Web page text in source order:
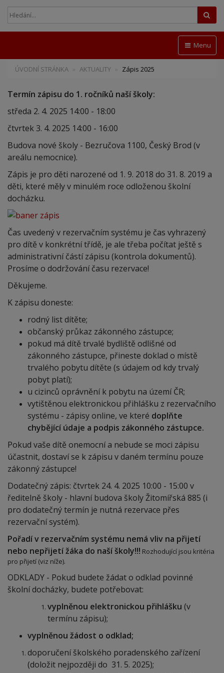
Menu
ÚVODNÍ STRÁNKA AKTUALITY Zápis 2025
Termín zápisu do 1. ročníků naší školy:
středa 2. 4. 2025 14:00 - 18:00
čtvrtek 3. 4. 2025 14:00 - 16:00
Budova nové školy - Bezručova 1100, Český Brod (v
areálu nemocnice).
Zápis je pro děti narozené od 1. 9. 2018 do 31. 8. 2019 a
děti, které měly v minulém roce odloženou školní
docházku.
Čas uvedený v rezervačním systému je čas vyhrazený
pro dítě v konkrétní třídě, je ale třeba počítat ještě s
administrativní částí zápisu (kontrola dokumentů).
Prosíme o dodržování času rezervace!
Děkujeme.
K zápisu doneste:
rodný list dítěte;
občanský průkaz zákonného zástupce;
pokud má dítě trvalé bydliště odlišné od
zákonného zástupce, přineste doklad o místě
trvalého pobytu dítěte (s údajem od kdy trvalý
pobyt platí);
u cizinců oprávnění k pobytu na území ČR;
vytištěnou elektronickou přihlášku z rezervačního
systému - zápisy online, ve které doplňte
chybějící údaje a podpis zákonného zástupce.
Pokud vaše dítě onemocní a nebude se moci zápisu
účastnit, dostaví se k zápisu v daném termínu pouze
zákonný zástupce!
Dodatečný zápis: čtvrtek 24. 4. 2025 10:00 - 15:00 v
ředitelně školy - hlavní budova školy Žitomířská 885 (i
pro dodatečný termín je nutná rezervace přes
rezervační systém).
Pořadí v rezervačním systému nemá vliv na přijetí
nebo nepřijetí žáka do naší školy!!! Rozhodující jsou kritéria
pro přijetí (viz níže).
ODKLADY - Pokud budete žádat o odklad povinné
školní docházky, budete potřebovat:
vyplněnou elektronickou přihlášku (v
termínu zápisu);
vyplněnou žádost o odklad;
doporučení školského poradenského zařízení
(doložit nejpozději do 31. 5. 2025);